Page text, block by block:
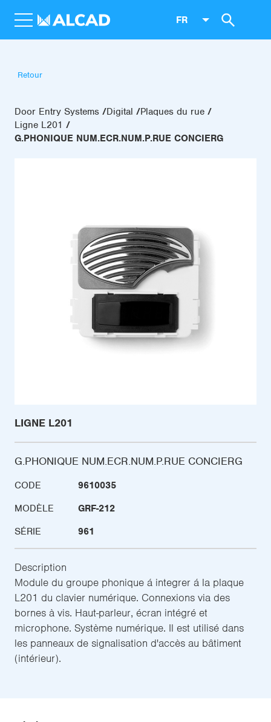
FR
Retour
Door Entry Systems Digital
Plaques du rue
Ligne L201
G.PHONIQUE NUM.ECR.NUM.P.RUE CONCIERG
LIGNE L201
G.PHONIQUE NUM.ECR.NUM.P.RUE CONCIERG
CODE
9610035
MODÈLE
GRF-212
SÉRIE
961
Description
Module du groupe phonique á integrer á la plaque
L201 du clavier numérique. Connexions via des
bornes à vis. Haut-parleur, écran intégré et
microphone. Système numérique. Il est utilisé dans
les panneaux de signalisation d'accès au bâtiment
(intérieur).